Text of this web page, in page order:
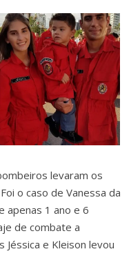
levaram os
o caso de Vanessa da
apenas 1 ano e 6
de combate a
Jéssica e Kleison levou